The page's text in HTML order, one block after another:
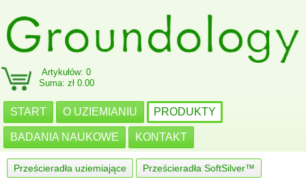
Artykułów: 0
Suma: zł 0.00
START O UZIEMIANIU PRODUKTY
BADANIA NAUKOWE KONTAKT
Prześcieradła uziemiające Prześcieradła SoftSilver™